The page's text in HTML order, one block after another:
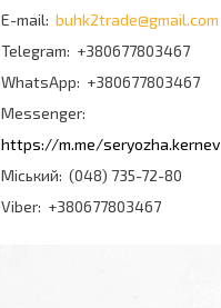
buhk2trade@gmail.com
+380677803467
+380677803467
Messenger
https://m.me/seryozha.kernev
Міський (048) 735-72-80
Viber +380677803467